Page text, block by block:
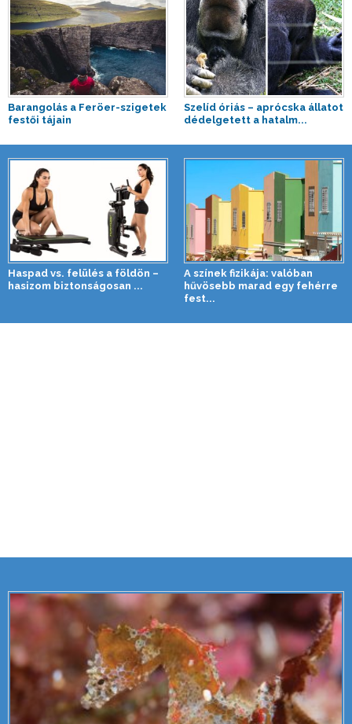
Barangolás a Feröer-szigetek
festői tájain
Szelíd óriás – aprócska állatot
dédelgetett a hatalm...
Haspad vs. felülés a földön –
hasizom biztonságosan ...
A színek fizikája: valóban
hűvösebb marad egy fehérre
fest...